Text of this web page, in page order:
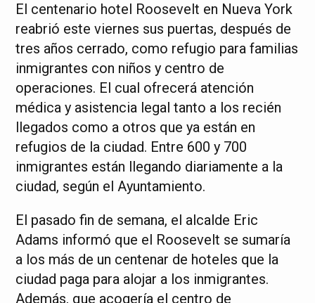
El centenario hotel Roosevelt en Nueva York
reabrió este viernes sus puertas, después de
tres años cerrado, como refugio para familias
inmigrantes con niños y centro de
operaciones. El cual ofrecerá atención
médica y asistencia legal tanto a los recién
llegados como a otros que ya están en
refugios de la ciudad. Entre 600 y 700
inmigrantes están llegando diariamente a la
ciudad, según el Ayuntamiento.
El pasado fin de semana, el alcalde Eric
Adams informó que el Roosevelt se sumaría
a los más de un centenar de hoteles que la
ciudad paga para alojar a los inmigrantes.
Además, que acogería el centro de